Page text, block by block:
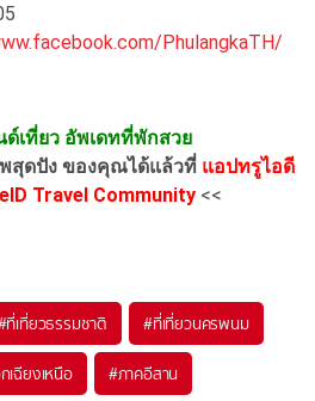
PhulangkaTH/
ด์เที่ยว อัพเดทที่พักสวย
สุดปัง ของคุณได้แล้วที่ แอปทรูไอดี
Travel Community <<
ที่เที่ยวธรรมชาติ #ที่เที่ยวนครพนม
เฉียงเหนือ #ภาคอีสาน